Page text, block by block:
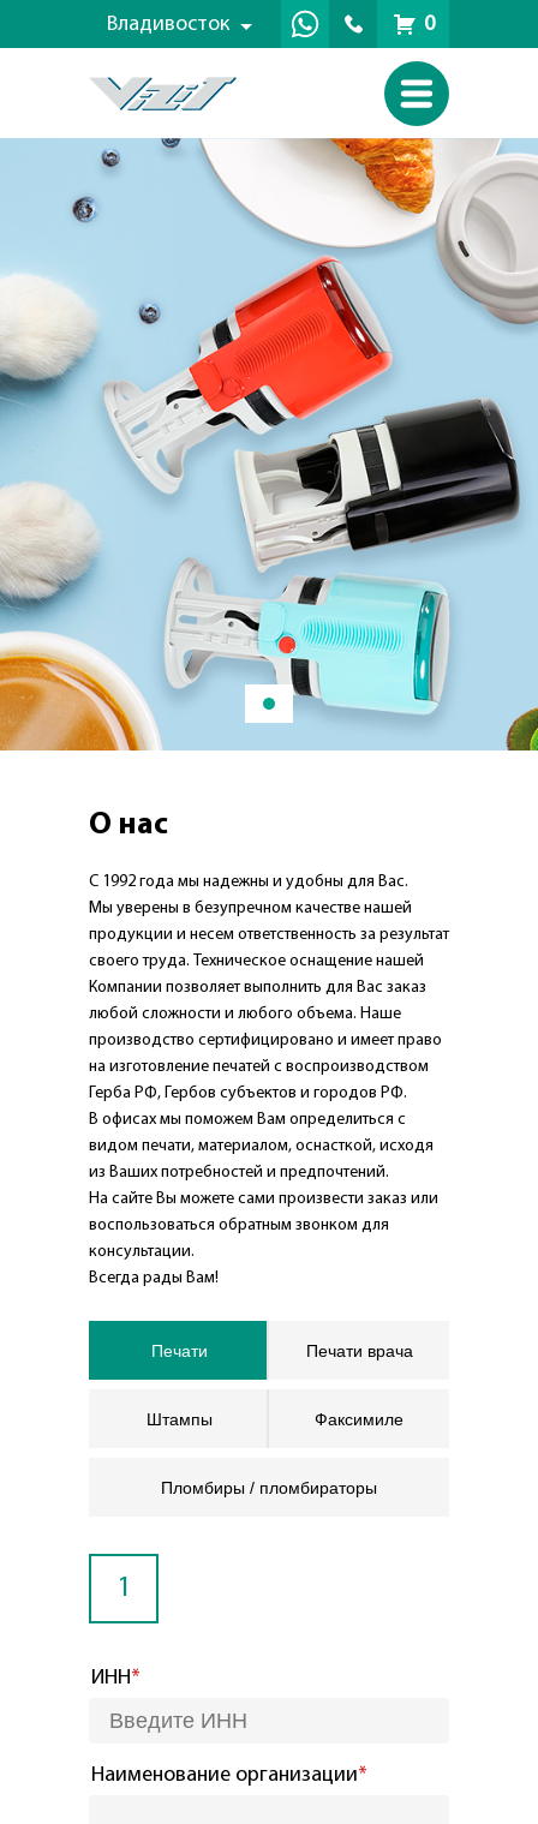
Владивосток 0
О нас
С 1992 года мы надежны и удобны для Вас.
Мы уверены в безупречном качестве нашей
продукции и несем ответственность за результат
своего труда. Техническое оснащение нашей
Компании позволяет выполнить для Вас заказ
любой сложности и любого объема. Наше
производство сертифицировано и имеет право
на изготовление печатей с воспроизводством
Герба РФ, Гербов субъектов и городов РФ.
В офисах мы поможем Вам определиться с
видом печати, материалом, оснасткой, исходя
из Ваших потребностей и предпочтений.
На сайте Вы можете сами произвести заказ или
воспользоваться обратным звонком для
консультации.
Всегда рады Вам!
Печати Печати врача
Штампы Факсимиле
Пломбиры / пломбираторы
1
ИНН*
Наименование организации*